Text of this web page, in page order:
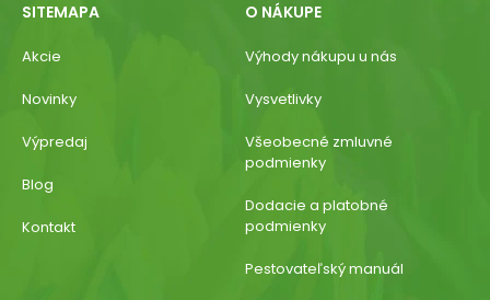
SITEMAPA
Akcie
Novinky
Výpredaj
Blog
Kontakt
O NÁKUPE
Výhody nákupu u nás
Vysvetlivky
Všeobecné zmluvné
podmienky
Dodacie a platobné
podmienky
Pestovateľský manuál